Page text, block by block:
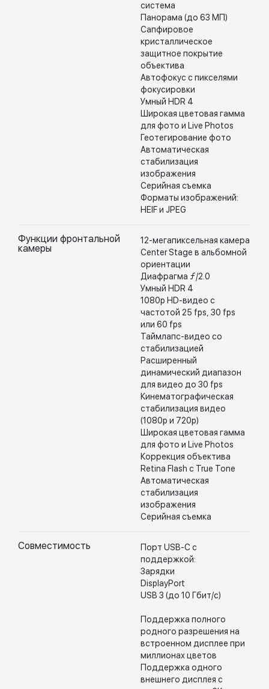
система
Панорама (до 63 МП)
Сапфировое
кристаллическое
защитное покрытие
объектива
Автофокус с пикселями
фокусировки
Умный HDR 4
Широкая цветовая гамма
для фото и Live Photos
Геотегирование фото
Автоматическая
стабилизация
изображения
Серийная съемка
Форматы изображений:
HEIF и JPEG
Функции фронтальной
камеры
12-мегапиксельная камера
Center Stage в альбомной
ориентации
Диафрагма ƒ/2.0
Умный HDR 4
1080p HD-видео с
частотой 25 fps, 30 fps
или 60 fps
Таймлапс-видео со
стабилизацией
Расширенный
динамический диапазон
для видео до 30 fps
Кинематографическая
стабилизация видео
(1080p и 720p)
Широкая цветовая гамма
для фото и Live Photos
Коррекция объектива
Retina Flash с True Tone
Автоматическая
стабилизация
изображения
Серийная съемка
Совместимость
Порт USB-C с
поддержкой:
Зарядки
DisplayPort
USB 3 (до 10 Гбит/с)
Поддержка полного
родного разрешения на
встроенном дисплее при
миллионах цветов
Поддержка одного
внешнего дисплея с